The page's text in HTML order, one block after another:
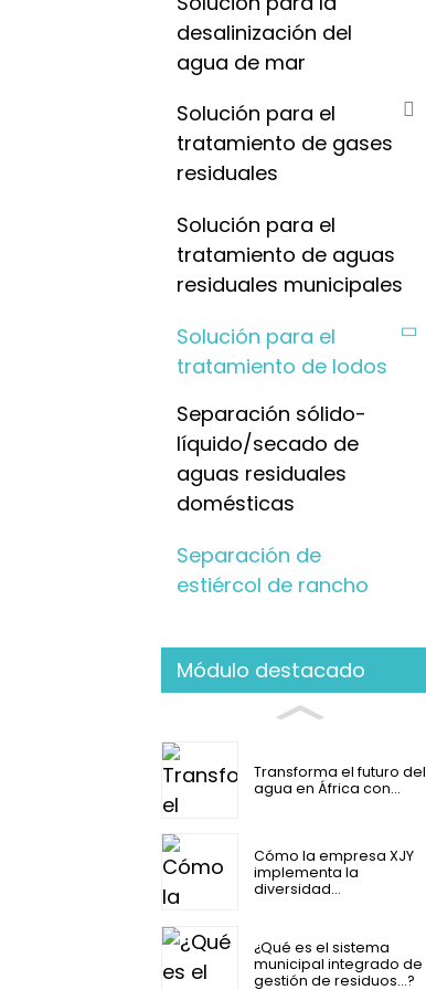
desalinización del
agua de mar
Solución para el
tratamiento de gases
residuales
Solución para el
tratamiento de aguas
residuales municipales
Solución para el
tratamiento de lodos
Separación sólido-
líquido/secado de
aguas residuales
domésticas
Separación de
estiércol de rancho
Módulo destacado
Transforma el futuro del
agua en África con...
Cómo la empresa XJY
implementa la
diversidad...
¿Qué es el sistema
municipal integrado de
gestión de residuos...?